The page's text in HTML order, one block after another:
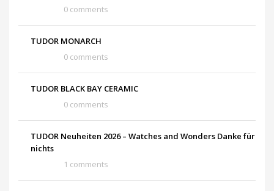
0 comments
TUDOR MONARCH
0 comments
TUDOR BLACK BAY CERAMIC
0 comments
TUDOR Neuheiten 2026 – Watches and Wonders Danke für
nichts
1 comments